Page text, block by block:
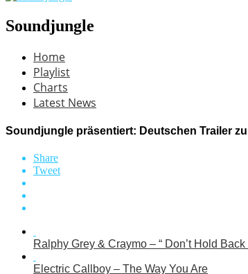
Soundjungle
Home
Playlist
Charts
Latest News
Soundjungle präsentiert: Deutschen Trailer
Share
Tweet
Ralphy Grey & Craymo – “ Don’t Hold
Electric Callboy – The Way You Are